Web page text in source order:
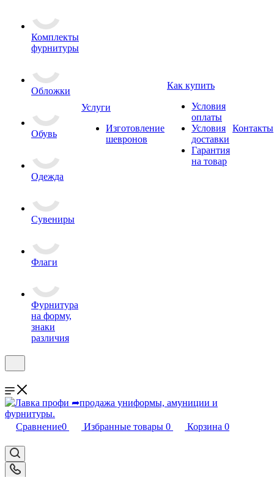
Комплекты
фурнитуры
Обложки
Обувь
Одежда
Сувениры
Флаги
Фурнитура
на форму,
знаки
различия
Услуги
Изготовление
шевронов
Как купить
Условия
оплаты
Условия
доставки
Гарантия
на товар
Контакты
Сравнение0 Избранные товары 0 Корзина 0